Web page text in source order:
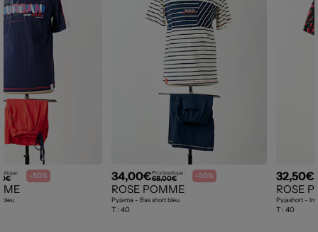
: -50%
bleu
34,00€Prix boutique :
68,00€ -50%
ROSE POMME
Pyjama - Bas short bleu
T : 40
32,50€
ROSE
Pyjashort -
T : 40